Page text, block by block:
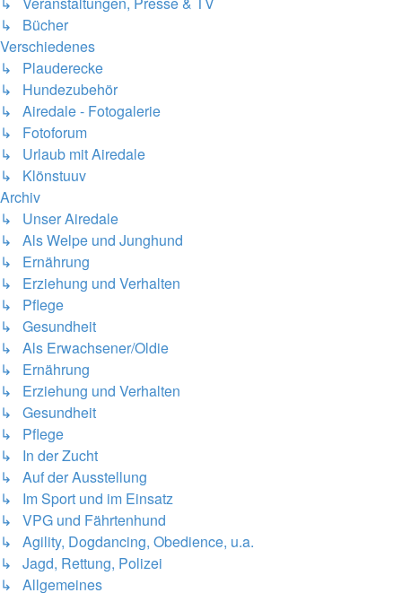
↳ Bücher
Verschiedenes
↳ Plauderecke
↳ Hundezubehör
↳ Airedale - Fotogalerie
↳ Fotoforum
↳ Urlaub mit Airedale
↳ Klönstuuv
Archiv
↳ Unser Airedale
↳ Als Welpe und Junghund
↳ Ernährung
↳ Erziehung und Verhalten
↳ Pflege
↳ Gesundheit
↳ Als Erwachsener/Oldie
↳ Ernährung
↳ Erziehung und Verhalten
↳ Gesundheit
↳ Pflege
↳ In der Zucht
↳ Auf der Ausstellung
↳ Im Sport und im Einsatz
↳ VPG und Fährtenhund
↳ Agility, Dogdancing, Obedience, u.a.
↳ Jagd, Rettung, Polizei
↳ Allgemeines